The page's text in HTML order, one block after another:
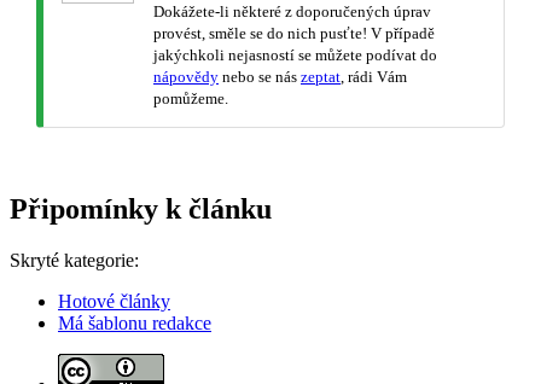
Dokážete-li některé z doporučených úprav
provést, směle se do nich pusťte! V případě
jakýchkoli nejasností se můžete podívat do
nápovědy nebo se nás zeptat , rádi Vám
pomůžeme.
Připomínky k článku
Skryté kategorie:
Hotové články
Má šablonu redakce